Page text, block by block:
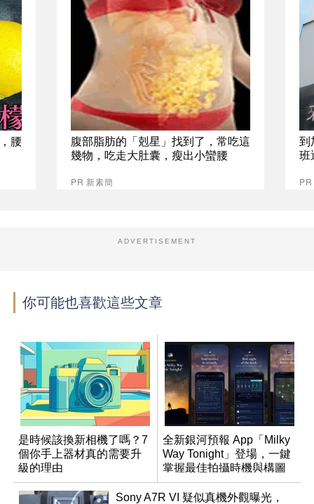
腰
腹部脂肪的「剋星」找到了，常吃這
幾物，吃走大肚囊，瘦出小蠻腰
PR 新素簡
到
班
ADVERTISEMENT
你可能也喜歡這些文章
是時候該換新相機了嗎？7
個你手上器材真的需要升
級的理由
全新銀河預報 App「Milky
Way Tonight」登場，一鍵
掌握最佳拍攝時機與構圖
Sony A7R VI 疑似真機外觀曝光，